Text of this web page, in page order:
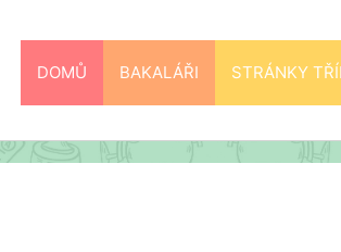
DOMŮ BAKALÁŘI STRÁNKY